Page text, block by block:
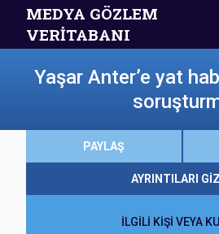
MEDYA GÖZLEM
VERİTABANI
Yaşar Anter’e yat
PAYLAŞ
AYRINTILARI
İLGİLİ KİŞİ VEYA